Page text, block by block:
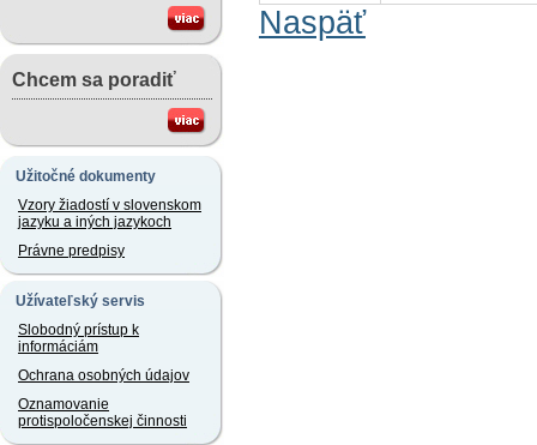
Chcem sa poradiť
Užitočné dokumenty
Vzory žiadostí v slovenskom
jazyku a iných jazykoch
Právne predpisy
Užívateľský servis
Slobodný prístup k
informáciám
Ochrana osobných údajov
Oznamovanie
protispoločenskej činnosti
Naspäť